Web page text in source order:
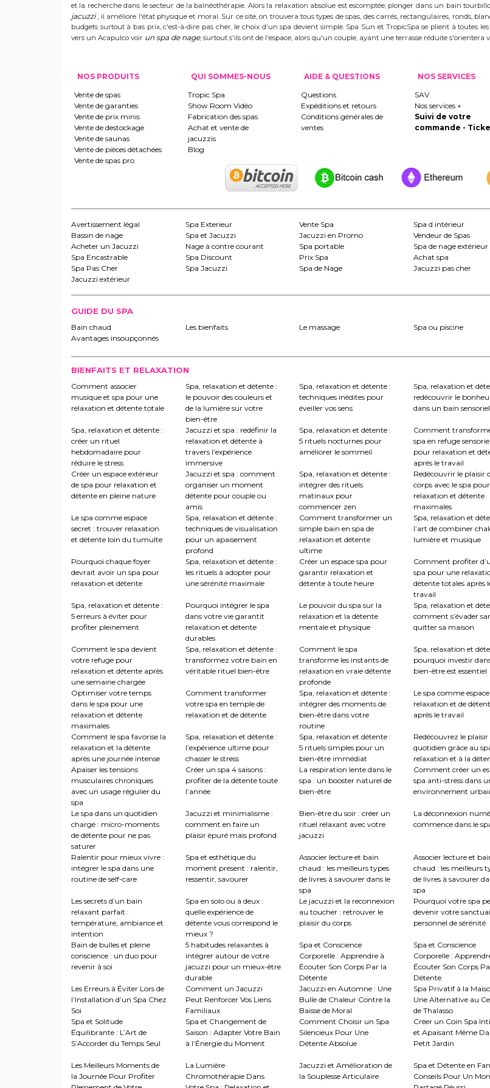
et la recherche dans le secteur de la balnéothérapie. Alors la relaxation absolue est escomptée, plonger dans un bain
jacuzzi, il améliore l'état physique et moral. Sur ce site, on trouvera tous types de spas, des carrés, rectangulaires, ronds,
budgets surtout à bas prix, c'est-à-dire pas cher, le choix d'un spa devient simple. Spa Sun et TropicSpa se plient à toutes
vers un Acapulco voir un spa de nage, surtout s'ils ont de l'espace, alors qu'un couple, ayant une terrasse réduite s'orientera
NOS PRODUITS
Vente de spas
Vente de garanties
Vente de prix minis
Vente de destockage
Vente de saunas
Vente de pièces détachées
Vente de spas pro
QUI SOMMES-NOUS
Tropic Spa
Show Room Vidéo
Fabrication des spas
Achat et vente de
jacuzzis
Blog
AIDE & QUESTIONS
Questions
Expéditions et retours
Conditions générales de
ventes
NOS SERVICES
SAV
Nos services +
Suivi de votre
commande -
Avertissement légal Spa Exterieur Vente Spa Spa d intérieur
Bassin de nage
Spa et Jacuzzi Jacuzzi en Promo Vendeur de Spas
Acheter un Jacuzzi
Nage à contre courant Spa portable Spa de nage extérieur
Spa Encastrable
Spa Discount Prix Spa Achat spa
Spa Pas Cher
Spa Jacuzzi Spa de Nage Jacuzzi pas cher
Jacuzzi extérieur
GUIDE DU SPA
Bain chaud Les bienfaits Le massage Spa ou piscine
Avantages insoupçonnés
BIENFAITS ET RELAXATION
Comment associer
musique et spa pour une
relaxation et détente totale
Spa, relaxation et détente :
le pouvoir des couleurs et
de la lumière sur votre
bien-être
Spa, relaxation et détente :
techniques inédites pour
éveiller vos sens
Spa, relaxation et
redécouvrir le
dans un bain sensoriel
Spa, relaxation et détente :
créer un rituel
hebdomadaire pour
réduire le stress
Jacuzzi et spa : redéfinir la
relaxation et détente à
travers l’expérience
immersive
Spa, relaxation et détente :
5 rituels nocturnes pour
améliorer le sommeil
Comment
spa en refuge sensoriel
pour relaxation et
après le travail
Créer un espace extérieur
de spa pour relaxation et
détente en pleine nature
Jacuzzi et spa : comment
organiser un moment
détente pour couple ou
amis
Spa, relaxation et détente :
intégrer des rituels
matinaux pour
commencer zen
Redécouvrir le plaisir
corps avec le spa pour
relaxation et détente
maximales
Le spa comme espace
secret : trouver relaxation
et détente loin du tumulte
Spa, relaxation et détente :
techniques de visualisation
pour un apaisement
profond
Comment transformer un
simple bain en spa de
relaxation et détente
ultime
Spa, relaxation et
l’art de combiner
lumière et musique
Pourquoi chaque foyer
devrait avoir un spa pour
relaxation et détente
Spa, relaxation et détente :
les rituels à adopter pour
une sérénité maximale
Créer un espace spa pour
garantir relaxation et
détente à toute heure
Comment profiter
spa pour une
détente totales après
travail
Spa, relaxation et détente :
5 erreurs à éviter pour
profiter pleinement
Pourquoi intégrer le spa
dans votre vie garantit
relaxation et détente
durables
Le pouvoir du spa sur la
relaxation et la détente
mentale et physique
Spa, relaxation et
comment s’évader
quitter sa maison
Comment le spa devient
votre refuge pour
relaxation et détente après
une semaine chargée
Spa, relaxation et détente :
transformez votre bain en
véritable rituel bien-être
Comment le spa
transforme les instants de
relaxation en vraie détente
profonde
Spa, relaxation et
pourquoi investir
bien-être est essentiel
Optimiser votre temps
dans le spa pour une
relaxation et détente
maximales
Comment transformer
votre spa en temple de
relaxation et de détente
Spa, relaxation et détente :
intégrer des moments de
bien-être dans votre
routine
Le spa comme espace
relaxation et de
après le travail
Comment le spa favorise la
relaxation et la détente
après une journée intense
Spa, relaxation et détente :
l’expérience ultime pour
chasser le stress
Spa, relaxation et détente :
5 rituels simples pour un
bien-être immédiat
Redécouvrez le plaisir
quotidien grâce au
relaxation et à la
Apaiser les tensions
musculaires chroniques
avec un usage régulier du
spa
Créer un spa 4 saisons :
profiter de la détente toute
l’année
La respiration lente dans le
spa : un booster naturel de
bien-être
Comment créer un
spa anti-stress dans
environnement
Le spa dans un quotidien
chargé : micro-moments
de détente pour ne pas
saturer
Jacuzzi et minimalisme :
comment en faire un
plaisir épuré mais profond
Bien-être du soir : créer un
rituel relaxant avec votre
jacuzzi
La déconnexion
commence dans le
Ralentir pour mieux vivre :
intégrer le spa dans une
routine de self-care
Spa et esthétique du
moment présent : ralentir,
ressentir, savourer
Associer lecture et bain
chaud : les meilleurs types
de livres à savourer dans le
spa
Associer lecture et
chaud : les meilleurs
de livres à savourer
spa
Les secrets d’un bain
relaxant parfait :
température, ambiance et
intention
Spa en solo ou à deux :
quelle expérience de
détente vous correspond le
mieux ?
Le jacuzzi et la reconnexion
au toucher : retrouver le
plaisir du corps
Pourquoi votre spa
devenir votre
personnel de sérénité
Bain de bulles et pleine
conscience : un duo pour
revenir à soi
5 habitudes relaxantes à
intégrer autour de votre
jacuzzi pour un mieux-être
durable
Spa et Conscience
Corporelle : Apprendre à
Écouter Son Corps Par la
Détente
Spa et Conscience
Corporelle :
Écouter Son Corps
Détente
Les Erreurs à Éviter Lors de
l’Installation d’un Spa Chez
Soi
Comment un Jacuzzi
Peut Renforcer Vos Liens
Familiaux
Jacuzzi en Automne : Une
Bulle de Chaleur Contre la
Baisse de Moral
Spa Privatif à la
Une Alternative au
de Thalasso
Spa et Solitude
Équilibrante : L’Art de
S’Accorder du Temps Seul
Spa et Changement de
Saison : Adapter Votre Bain
à l’Énergie du Moment
Comment Choisir un Spa
Silencieux Pour Une
Détente Absolue
Créer un Coin Spa
et Apaisant Même
Petit Jardin
Les Meilleurs Moments de
la Journée Pour Profiter
La Lumière
Chromothérapie Dans
Jacuzzi et Amélioration de
la Souplesse Articulaire
Spa et Détente en
Conseils Pour Un